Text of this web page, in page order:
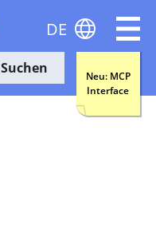
Suchen
Neu: MCP
Interface
DE